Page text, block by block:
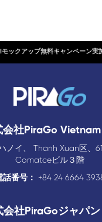
モックアップ無料キャンペーン実
会社PiraGo Vietnam
ノイ、 Thanh Xuan区、61
Comatceビル３階
話番号：
+84 24 6664
会社PiraGoジャパン